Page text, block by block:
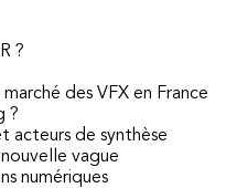
?
des VFX en France
?
acteurs de synthèse
vague
numériques